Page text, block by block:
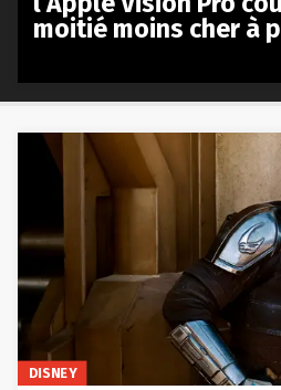
DISNEY
moitié moins cher à